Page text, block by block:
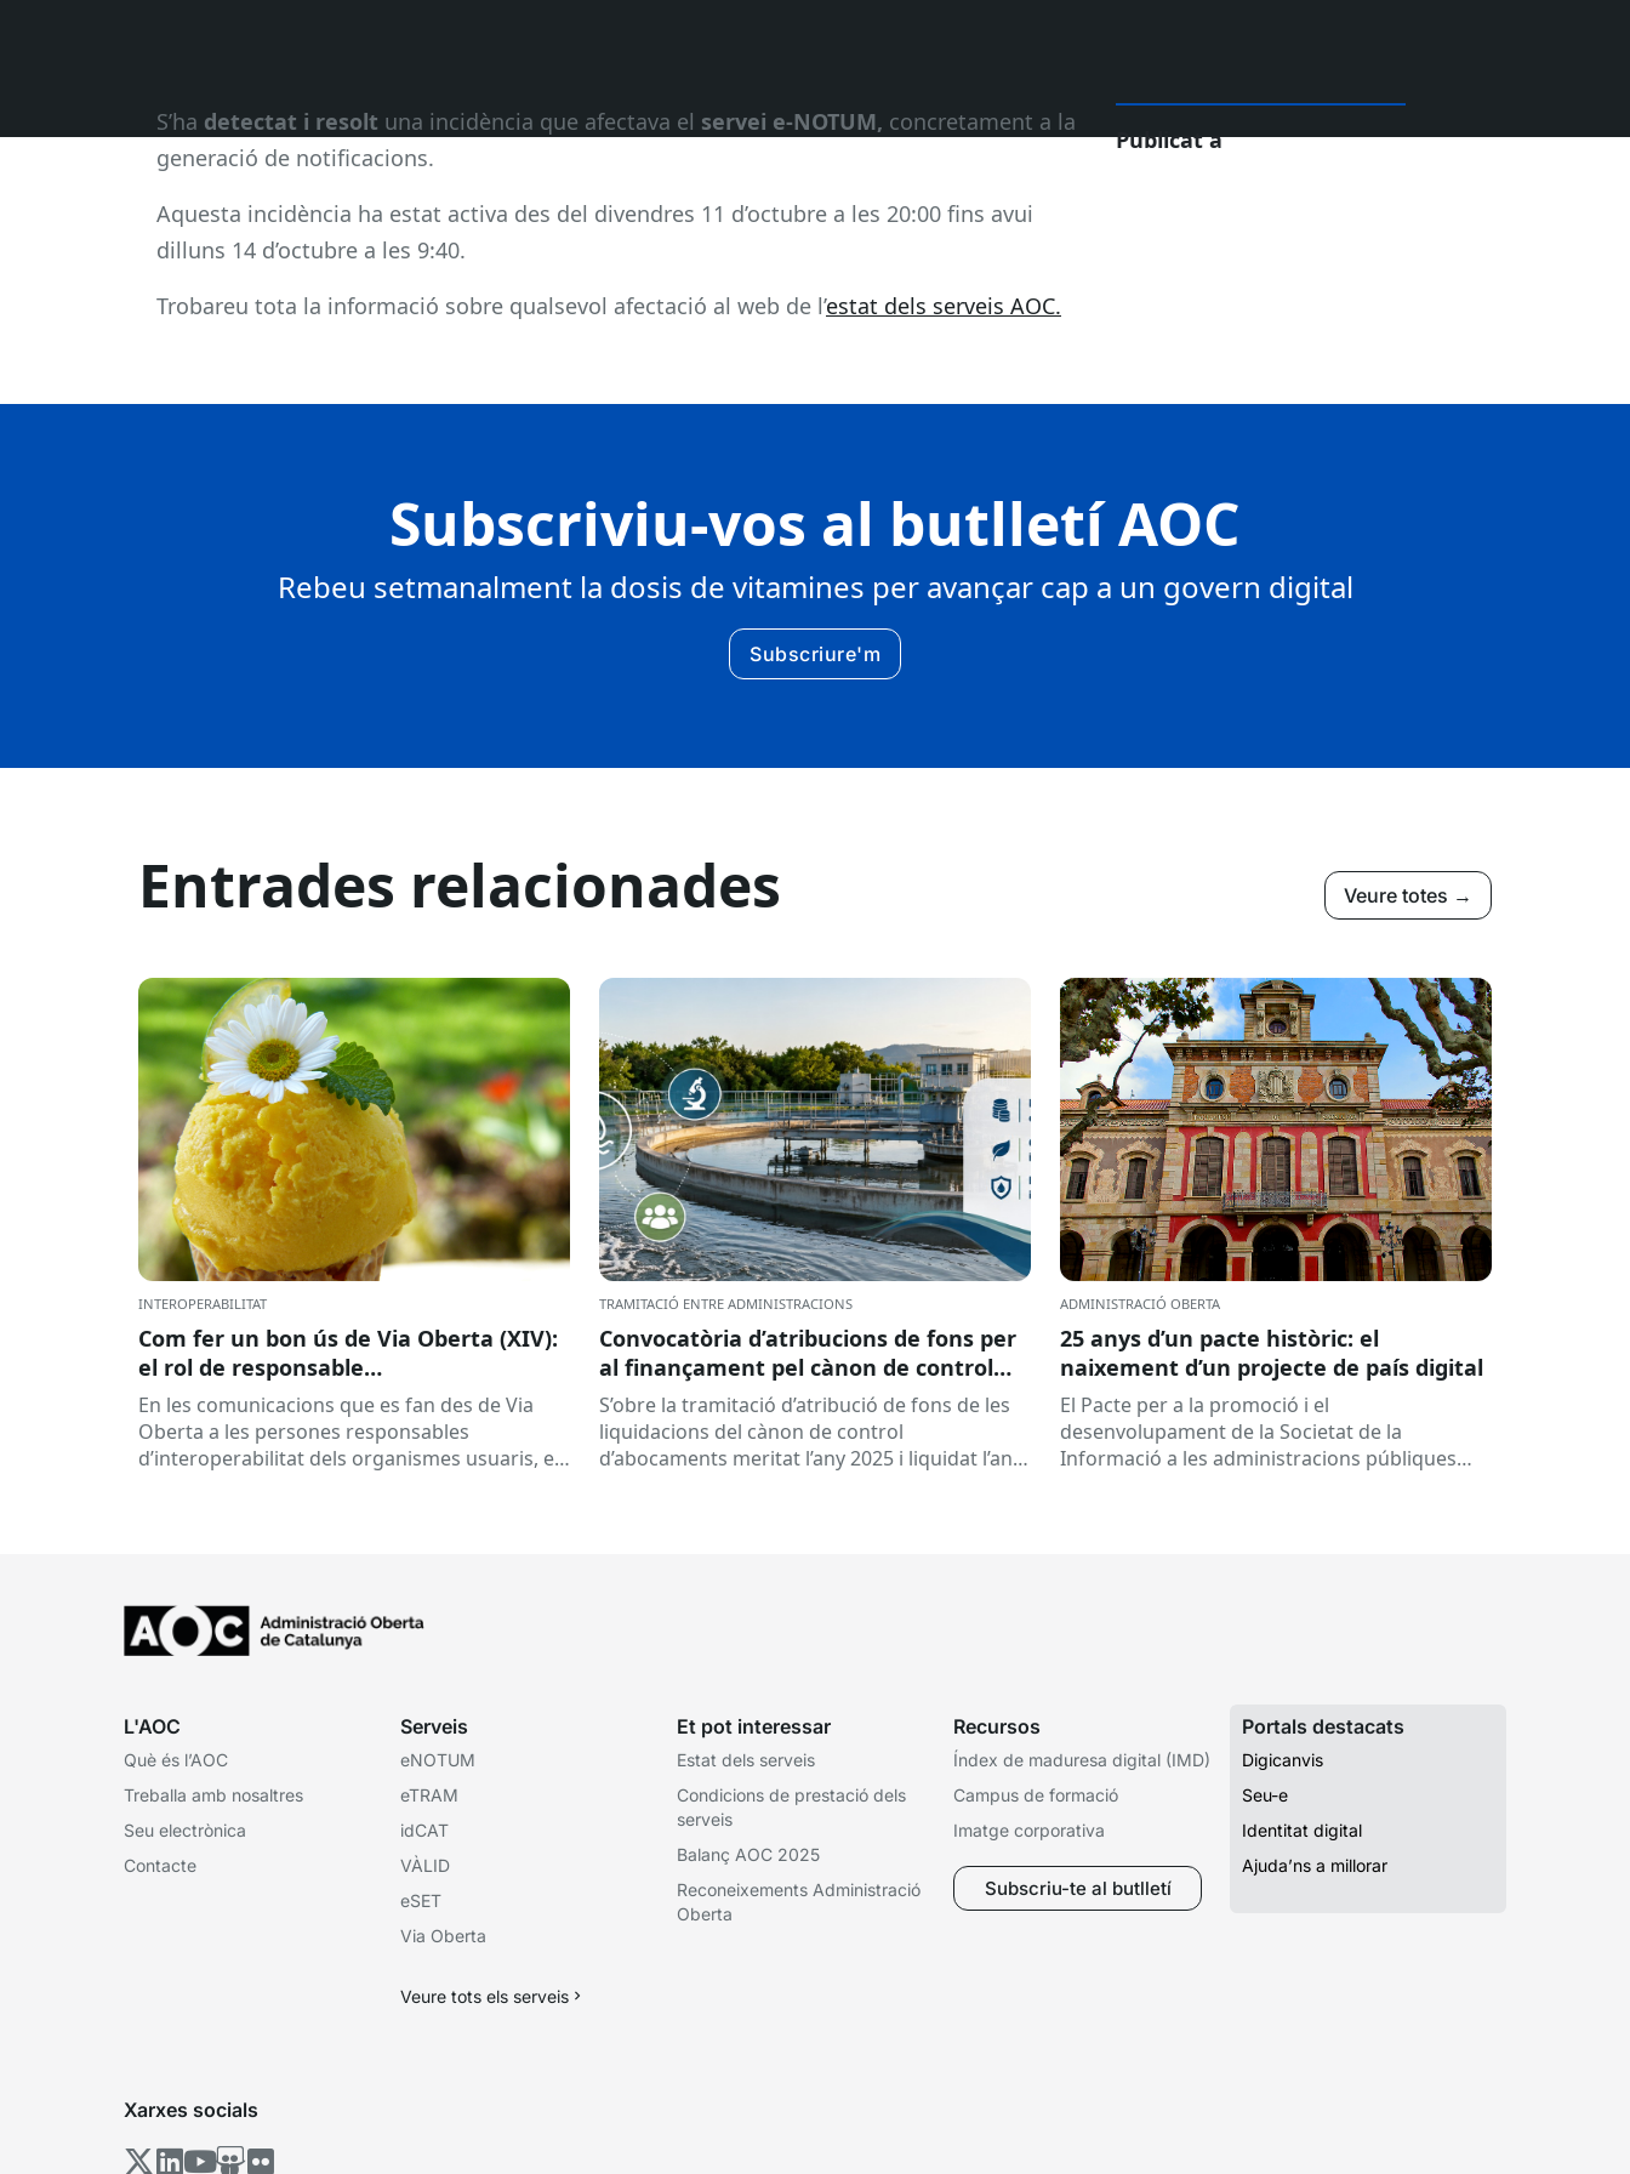
S’ha detectat i resolt una incidència que afectava el servei e-NOTUM, concretament a la
generació de notificacions.
Aquesta incidència ha estat activa des del divendres 11 d’octubre a les 20:00 fins avui
dilluns 14 d’octubre a les 9:40.
Trobareu tota la informació sobre qualsevol afectació al web de l’estat dels serveis AOC.
Publicat a
Subscriviu-vos al butlletí AOC
Rebeu setmanalment la dosis de vitamines per avançar cap a un govern digital
Subscriure'm
Entrades relacionades Veure totes →
INTEROPERABILITAT
Com fer un bon ús de Via Oberta (XIV):
el rol de responsable
d’interoperabilitat, al dia
En les comunicacions que es fan des de Via
Oberta a les persones responsables
d’interoperabilitat dels organismes usuaris, es
TRAMITACIÓ ENTRE ADMINISTRACIONS
Convocatòria d’atribucions de fons per
al finançament pel cànon de control
d’abocaments meritat l’any 2025 i
liquidat l’any 2026
S’obre la tramitació d’atribució de fons de les
liquidacions del cànon de control
d’abocaments meritat l’any 2025 i liquidat l’any
ADMINISTRACIÓ OBERTA
25 anys d’un pacte històric: el
naixement d’un projecte de país digital
El Pacte per a la promoció i el
desenvolupament de la Societat de la
Informació a les administracions públiques
L'AOC
Què és l’AOC
Treballa amb nosaltres
Seu electrònica
Contacte
Serveis
eNOTUM
eTRAM
idCAT
VÀLID
eSET
Via Oberta
Veure tots els serveis
Et pot interessar
Estat dels serveis
Condicions de prestació dels
serveis
Balanç AOC 2025
Reconeixements Administració
Oberta
Recursos
Índex de maduresa digital (IMD)
Campus de formació
Imatge corporativa
Subscriu-te al butlletí
Portals destacats
Digicanvis
Seu-e
Identitat digital
Ajuda’ns a millorar
Xarxes socials